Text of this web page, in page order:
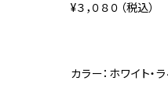
¥３，０８０（税込）
カラー：ホワイト・